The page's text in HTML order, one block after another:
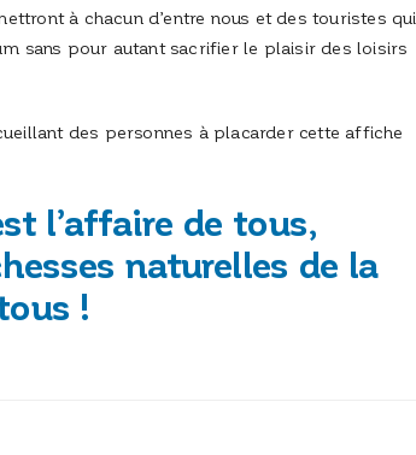
à chacun d’entre nous et des touristes qui
sans pour autant sacrifier le plaisir des loisirs
des personnes à placarder cette affiche
l’affaire de tous,
naturelles de la
!